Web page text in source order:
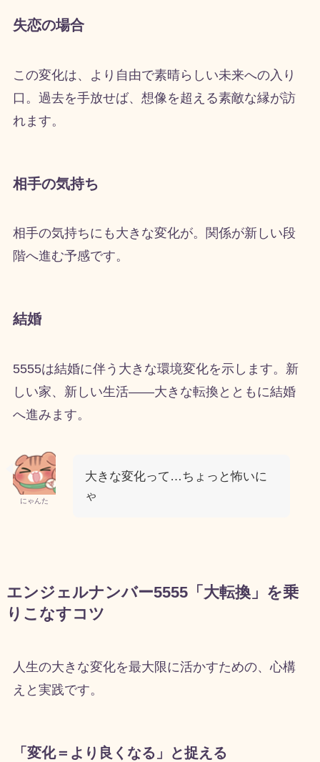
失恋の場合
この変化は、より自由で素晴らしい未来への入り
口。過去を手放せば、想像を超える素敵な縁が訪
れます。
相手の気持ち
相手の気持ちにも大きな変化が。関係が新しい段
階へ進む予感です。
結婚
5555は結婚に伴う大きな環境変化を示します。新
しい家、新しい生活——大きな転換とともに結婚
へ進みます。
にゃんた
大きな変化って…ちょっと怖いに
ゃ
エンジェルナンバー5555「大転換」を乗
りこなすコツ
人生の大きな変化を最大限に活かすための、心構
えと実践です。
「変化＝より良くなる」と捉える